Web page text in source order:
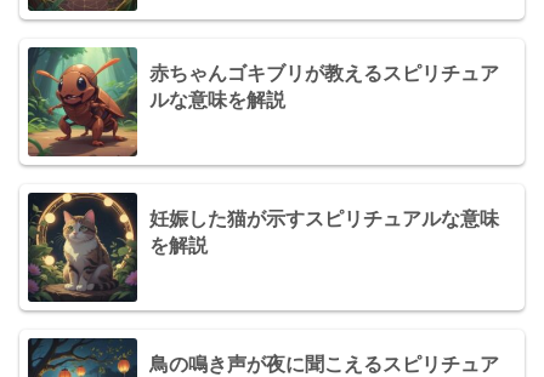
赤ちゃんゴキブリが教えるスピリチュア
ルな意味を解説
妊娠した猫が示すスピリチュアルな意味
を解説
鳥の鳴き声が夜に聞こえるスピリチュア